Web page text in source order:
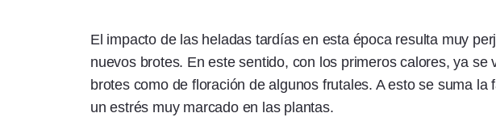
El impacto de las heladas tardías en esta época resulta muy
nuevos brotes. En este sentido, con los primeros calores, ya se
brotes como de floración de algunos frutales. A esto se suma la
un estrés muy marcado en las plantas.